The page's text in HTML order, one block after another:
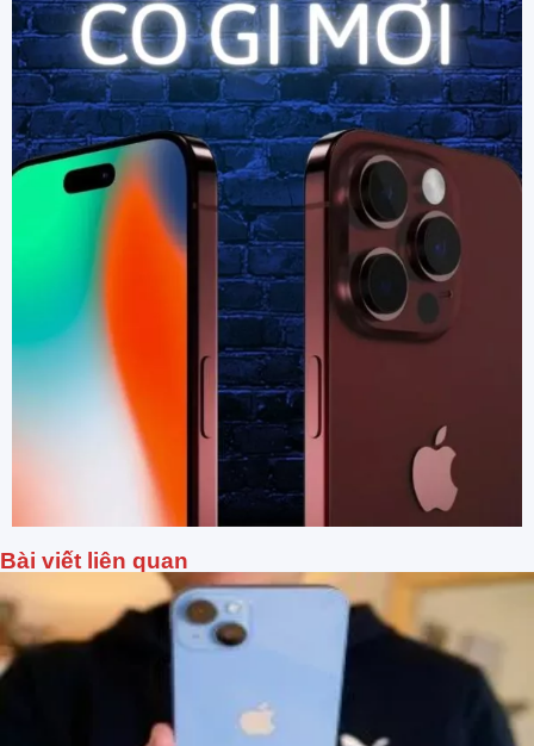
Bài viết liên quan